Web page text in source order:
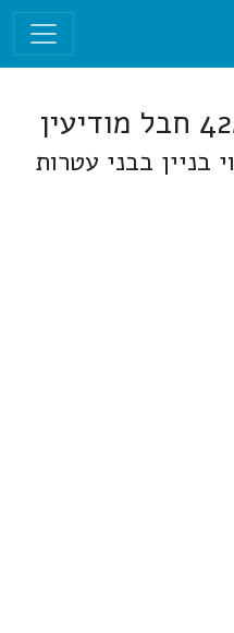
בניין בבני עטרות